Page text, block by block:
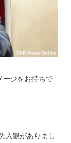
ージをお持ちで
入観がありまし